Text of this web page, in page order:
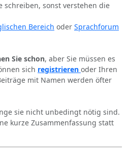
schreiben, sonst verstehen die
Bereich oder Sprachforum
Sie schon, aber Sie müssen es
sich registrieren oder Ihren
mit Namen werden öfter
sie nicht unbedingt nötig sind.
kurze Zusammenfassung statt